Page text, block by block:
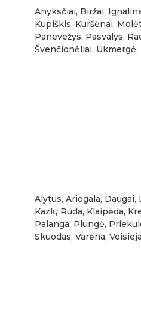
Anyksčiai, Biržai,
Kupiškis, Kuršėnai,
Panevežys, Pasvalys,
Švenčionėliai, Ukmergė,
Alytus, Ariogala, Daugai,
Kazlų Rūda, Klaipėda,
Palanga, Plungė,
Skuodas, Varėna,